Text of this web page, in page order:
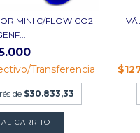
MINI C/FLOW CO2
Transferencia
de $30.833,33